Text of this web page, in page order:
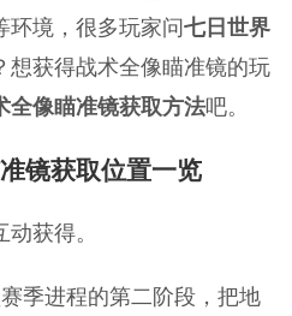
环境，很多玩家问七日世界
想获得战术全像瞄准镜的玩
全像瞄准镜获取方法吧。
镜获取位置一览
获得。
季进程的第二阶段，把地